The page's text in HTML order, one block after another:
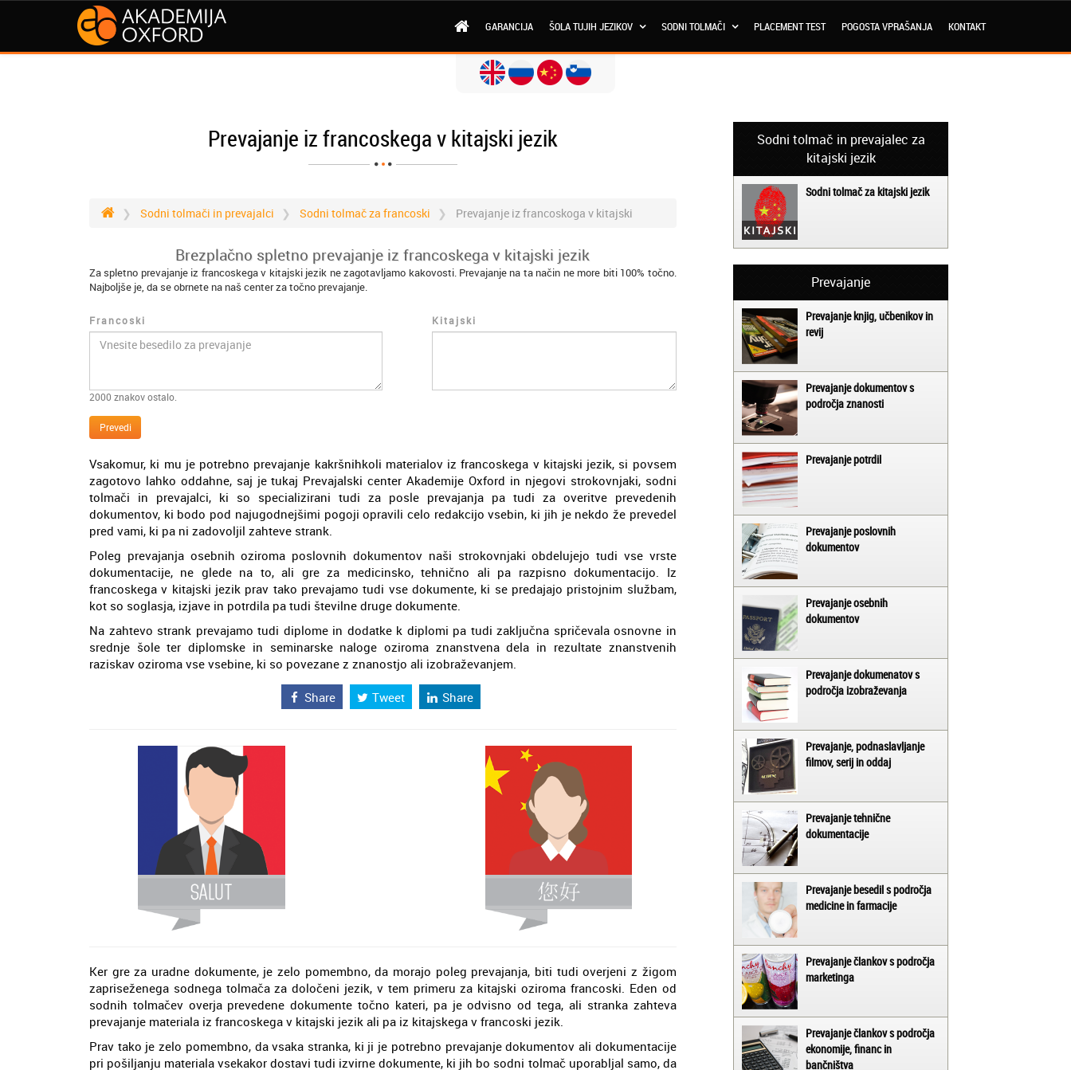
GARANCIJA ŠOLA TUJIH JEZIKOV SODNI TOLMAČI PLACEMENT TEST POGOSTA VPRAŠANJA KONTAKT
Prevajanje iz francoskega v kitajski jezik
Sodni tolmači in prevajalci Sodni tolmač za francoski Prevajanje iz francoskoga v kitajski
Brezplačno spletno prevajanje iz francoskega v kitajski jezik
Za spletno prevajanje iz francoskega v kitajski jezik ne zagotavljamo kakovosti. Prevajanje na ta način ne more biti 100% točno.
Najboljše je, da se obrnete na naš center za točno prevajanje.
Francoski
2000 znakov ostalo.
Kitajski
Prevedi
Vsakomur, ki mu je potrebno prevajanje kakršnihkoli materialov iz francoskega v kitajski jezik, si povsem
zagotovo lahko oddahne, saj je tukaj Prevajalski center Akademije Oxford in njegovi strokovnjaki, sodni
tolmači in prevajalci, ki so specializirani tudi za posle prevajanja pa tudi za overitve prevedenih
dokumentov, ki bodo pod najugodnejšimi pogoji opravili celo redakcijo vsebin, ki jih je nekdo že prevedel
pred vami, ki pa ni zadovoljil zahteve strank.
Poleg prevajanja osebnih oziroma poslovnih dokumentov naši strokovnjaki obdelujejo tudi vse vrste
dokumentacije, ne glede na to, ali gre za medicinsko, tehnično ali pa razpisno dokumentacijo. Iz
francoskega v kitajski jezik prav tako prevajamo tudi vse dokumente, ki se predajajo pristojnim službam,
kot so soglasja, izjave in potrdila pa tudi številne druge dokumente.
Na zahtevo strank prevajamo tudi diplome in dodatke k diplomi pa tudi zaključna spričevala osnovne in
srednje šole ter diplomske in seminarske naloge oziroma znanstvena dela in rezultate znanstvenih
raziskav oziroma vse vsebine, ki so povezane z znanostjo ali izobraževanjem.
Share Tweet Share
Ker gre za uradne dokumente, je zelo pomembno, da morajo poleg prevajanja, biti tudi overjeni z žigom
zapriseženega sodnega tolmača za določeni jezik, v tem primeru za kitajski oziroma francoski. Eden od
sodnih tolmačev overja prevedene dokumente točno kateri, pa je odvisno od tega, ali stranka zahteva
prevajanje materiala iz francoskega v kitajski jezik ali pa iz kitajskega v francoski jezik.
Prav tako je zelo pomembno, da vsaka stranka, ki ji je potrebno prevajanje dokumentov ali dokumentacije
pri pošiljanju materiala vsekakor dostavi tudi izvirne dokumente, ki jih bo sodni tolmač uporabljal samo, da
Sodni tolmač in prevajalec za
kitajski jezik
Sodni tolmač za kitajski jezik
Prevajanje
Prevajanje knjig, učbenikov in
revij
Prevajanje dokumentov s
področja znanosti
Prevajanje potrdil
Prevajanje poslovnih
dokumentov
Prevajanje osebnih
dokumentov
Prevajanje dokumenatov s
področja izobraževanja
Prevajanje, podnaslavljanje
filmov, serij in oddaj
Prevajanje tehnične
dokumentacije
Prevajanje besedil s področja
medicine in farmacije
Prevajanje člankov s področja
marketinga
Prevajanje člankov s področja
ekonomije, financ in
bančništva